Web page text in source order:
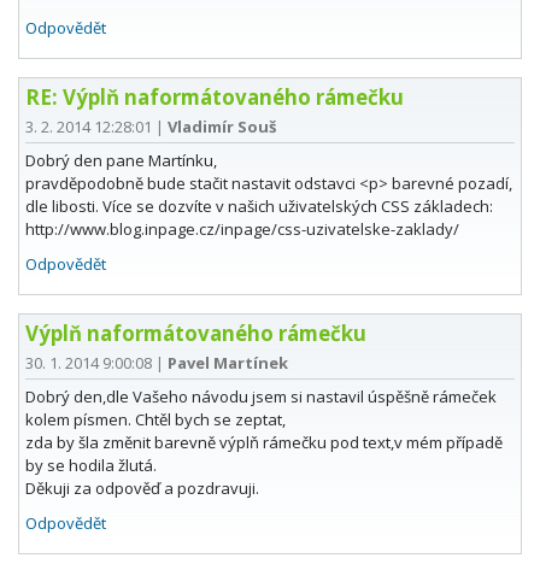
Odpovědět
RE: Výplň naformátovaného rámečku
3. 2. 2014 12:28:01 | Vladimír Souš
Dobrý den pane Martínku,
pravděpodobně bude stačit nastavit odstavci <p> barevné pozadí,
dle libosti. Více se dozvíte v našich uživatelských CSS základech:
http://www.blog.inpage.cz/inpage/css-uzivatelske-zaklady/
Odpovědět
Výplň naformátovaného rámečku
30. 1. 2014 9:00:08 | Pavel Martínek
Dobrý den,dle Vašeho návodu jsem si nastavil úspěšně rámeček
kolem písmen. Chtěl bych se zeptat,
zda by šla změnit barevně výplň rámečku pod text,v mém případě
by se hodila žlutá.
Děkuji za odpověď a pozdravuji.
Odpovědět